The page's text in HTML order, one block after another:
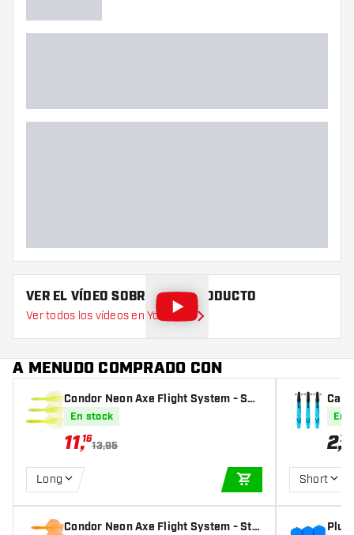
VER EL VÍDEO SOBRE ESTE PRODUCTO
Ver todos los vídeos en YouTube
A MENUDO COMPRADO CON
Condor Neon Axe Flight System - Sm
all Yellow
En stock
11,16
13,95
Long
AÑADIR A LA
Condor Neon Axe Flight System - Sta
En
2,70
Short